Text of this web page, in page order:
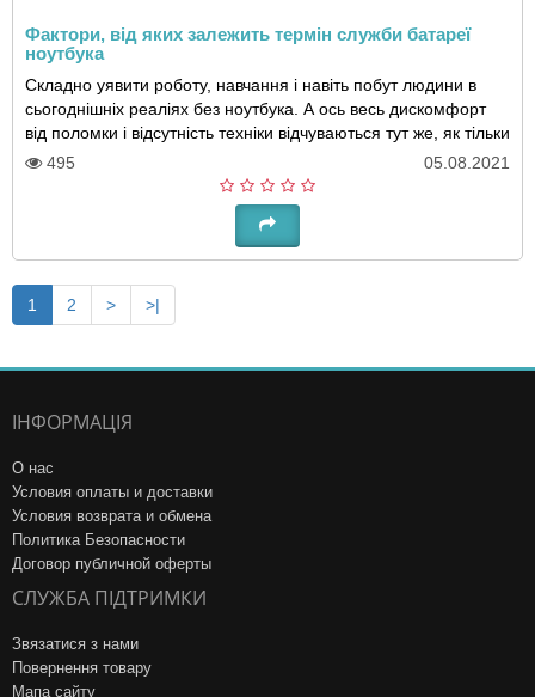
Фактори, від яких залежить термін служби батареї
ноутбука
Складно уявити роботу, навчання і навіть побут людини в
сьогоднішніх реаліях без ноутбука. А ось весь дискомфорт
від поломки і відсутність техніки відчуваються тут же, як тільки
виникає необхідність в..
495 05.08.2021
1 2 > >|
ІНФОРМАЦІЯ
О нас
Условия оплаты и доставки
Условия возврата и обмена
Политика Безопасности
Договор публичной оферты
СЛУЖБА ПІДТРИМКИ
Звязатися з нами
Повернення товару
Мапа сайту